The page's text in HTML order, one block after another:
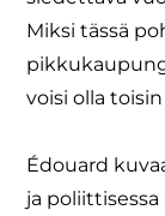
Miksi tässä
voisi olla
Édouard
ja